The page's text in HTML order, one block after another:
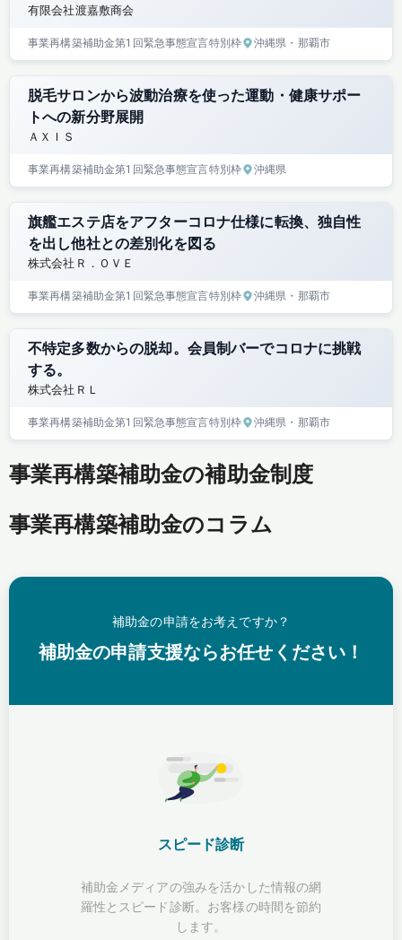
有限会社渡嘉敷商会
事業再構築補助金第1回緊急事態宣言特別枠 沖縄県 ・那覇市
脱毛サロンから波動治療を使った運動・健康サポー
トへの新分野展開
ＡＸＩＳ
事業再構築補助金第1回緊急事態宣言特別枠 沖縄県
旗艦エステ店をアフターコロナ仕様に転換、独自性
を出し他社との差別化を図る
株式会社Ｒ．ＯＶＥ
事業再構築補助金第1回緊急事態宣言特別枠 沖縄県 ・那覇市
不特定多数からの脱却。会員制バーでコロナに挑戦
する。
株式会社ＲＬ
事業再構築補助金第1回緊急事態宣言特別枠 沖縄県 ・那覇市
事業再構築補助金の補助金制度
事業再構築補助金のコラム
補助金の申請をお考えですか？
補助金の申請支援ならお任せください！
スピード診断
補助金メディアの強みを活かした情報の網
羅性とスピード診断。お客様の時間を節約
します。